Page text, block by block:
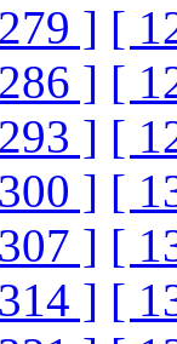
] [
] [
] [
] [
] [
] [